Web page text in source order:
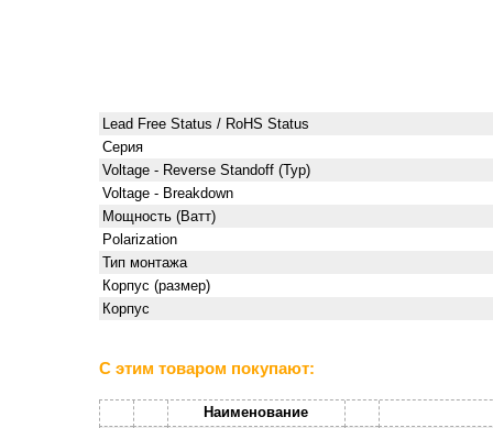
Lead Free Status / RoHS Status
Серия
Voltage - Reverse Standoff (Typ)
Voltage - Breakdown
Мощность (Ватт)
Polarization
Тип монтажа
Корпус (размер)
Корпус
С этим товаром покупают:
Наименование